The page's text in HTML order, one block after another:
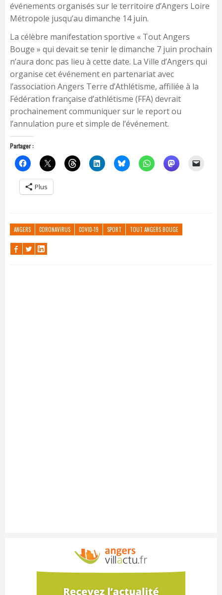
événements organisés sur le territoire d’Angers Loire
Métropole jusqu’au dimanche 14 juin.
La célèbre manifestation sportive « Tout Angers
Bouge » qui devait se tenir le dimanche 7 juin prochain
n’aura donc pas lieu à cette date. La Ville d’Angers qui
organise cet événement en partenariat avec
l’association Angers Terre d’Athlétisme, affiliée à la
Fédération française d’athlétisme (FFA) devrait
prochainement communiquer sur le report ou
l’annulation pure et simple de l’événement.
Partager :
Plus
ANGERS CORONAVIRUS COVID-19 SPORT TOUT ANGERS BOUGE